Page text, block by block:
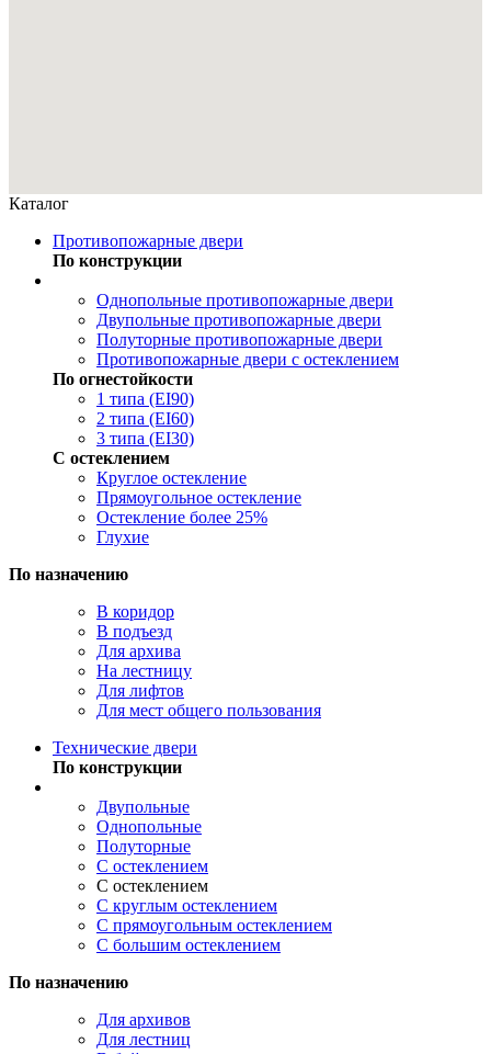
Каталог
Противопожарные двери
По конструкции
Однопольные противопожарные двери
Двупольные противопожарные двери
Полуторные противопожарные двери
Противопожарные двери с остеклением
По огнестойкости
1 типа (EI90)
2 типа (EI60)
3 типа (EI30)
С остеклением
Круглое остекление
Прямоугольное остекление
Остекление более 25%
Глухие
По назначению
В коридор
В подъезд
Для архива
На лестницу
Для лифтов
Для мест общего пользования
Технические двери
По конструкции
Двупольные
Однопольные
Полуторные
С остеклением
С остеклением
С круглым остеклением
С прямоугольным остеклением
С большим остеклением
По назначению
Для архивов
Для лестниц